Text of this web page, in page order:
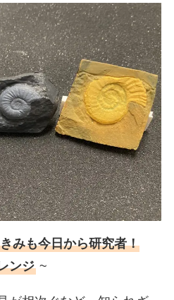
みも今日から研究者！
ンジ ~